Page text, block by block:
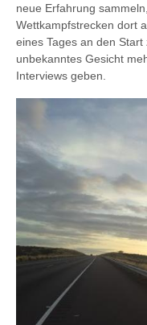
neue Erfahrung
Wettkampfstrecken dort
eines Tages an den
unbekanntes Gesicht
Interviews geben.